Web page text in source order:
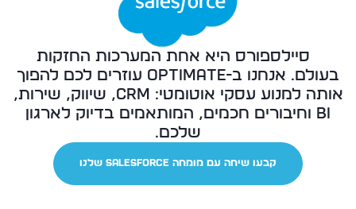
סיילספורס היא אחת המערכות החזקות
בעולם. אנחנו ב-Optimate עוזרים לכם להפוך
אותה למנוע עסקי אוטומטי: CRM, שיווק, שירות,
BI וחיבורים חכמים, המותאמים בדיוק לארגון
שלכם.
קבעו שיחה עם מומחה Salesforce שלנו